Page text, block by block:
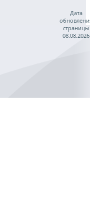
Дата
страницы
08.08.2026